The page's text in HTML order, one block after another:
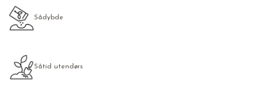
Sådybde
Såtid utendørs